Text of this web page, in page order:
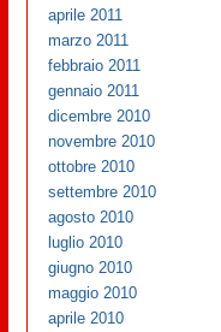
aprile 2011
marzo 2011
febbraio 2011
gennaio 2011
dicembre 2010
novembre 2010
ottobre 2010
settembre 2010
agosto 2010
luglio 2010
giugno 2010
maggio 2010
aprile 2010